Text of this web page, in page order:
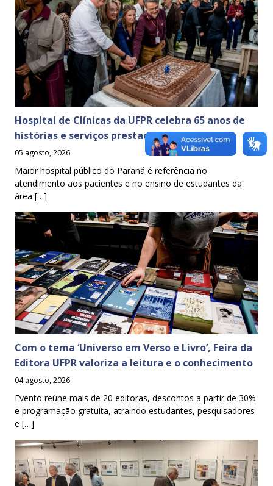
Hospital de Clínicas da UFPR celebra 65 anos de
histórias e serviços prestados à sociedade
05 agosto, 2026
Maior hospital público do Paraná é referência no
atendimento aos pacientes e no ensino de estudantes da
área […]
Com o tema ‘Universo em Verso e Livro’, Feira da
Editora UFPR valoriza a leitura e o conhecimento
04 agosto, 2026
Evento reúne mais de 20 editoras, descontos a partir de 30%
e programação gratuita, atraindo estudantes, pesquisadores
e […]